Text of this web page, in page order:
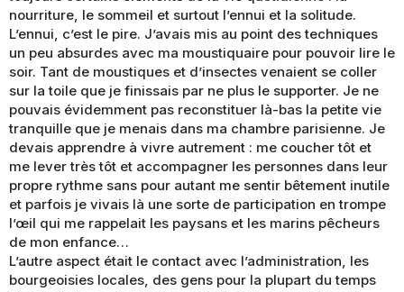
nourriture, le sommeil et surtout l’ennui et la solitude.
L’ennui, c’est le pire. J’avais mis au point des techniques
un peu absurdes avec ma moustiquaire pour pouvoir lire le
soir. Tant de moustiques et d’insectes venaient se coller
sur la toile que je finissais par ne plus le supporter. Je ne
pouvais évidemment pas reconstituer là-bas la petite vie
tranquille que je menais dans ma chambre parisienne. Je
devais apprendre à vivre autrement : me coucher tôt et
me lever très tôt et accompagner les personnes dans leur
propre rythme sans pour autant me sentir bêtement inutile
et parfois je vivais là une sorte de participation en trompe
l’œil qui me rappelait les paysans et les marins pêcheurs
de mon enfance…
L’autre aspect était le contact avec l’administration, les
bourgeoisies locales, des gens pour la plupart du temps